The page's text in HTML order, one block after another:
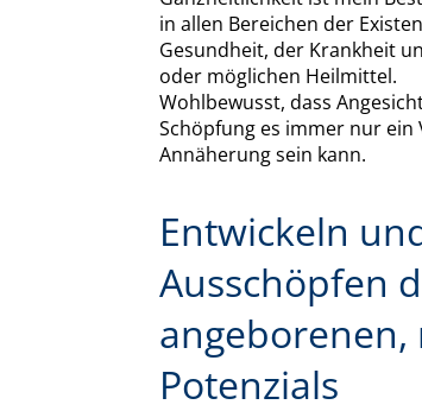
in allen Bereichen der
Gesundheit, der Krankheit
oder möglichen Heilmittel.
Wohlbewusst, dass
Schöpfung es immer nur ein
Annäherung sein kann.
Entwickeln
Ausschöpfen
angeborenen,
Potenzials